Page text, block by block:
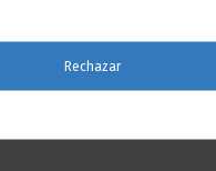
Rechazar